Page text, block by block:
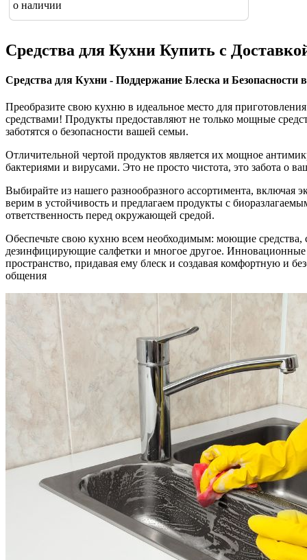
о наличии
Средства для Кухни Купить с
Средства для Кухни - Поддержание Блеска и Безопасности
Преобразите свою кухню в идеальное место для
средствами! Продукты предоставляют не только мощные
заботятся о безопасности вашей семьи.
Отличительной чертой продуктов является их мощное
бактериями и вирусами. Это не просто чистота, это забота о
Выбирайте из нашего разнообразного ассортимента, включая
верим в устойчивость и предлагаем продукты с
ответственность перед окружающей средой.
Обеспечьте свою кухню всем необходимым: моющие средства,
дезинфицирующие салфетки и многое другое. Инновационные
пространство, придавая ему блеск и создавая комфортную и
общения